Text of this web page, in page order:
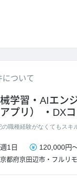
について
学習・AIエン
アプリ）
DX
の職種経験がなくてもスキ
週1日 120,000円
京都府京田辺市 ・ フルリ